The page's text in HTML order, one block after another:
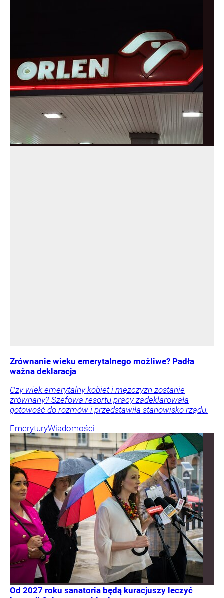
Zrównanie wieku emerytalnego możliwe? Padła
ważna deklaracja
Czy wiek emerytalny kobiet i mężczyzn zostanie
zrównany? Szefowa resortu pracy zadeklarowała
gotowość do rozmów i przedstawiła stanowisko rządu.
EmeryturyWiadomości
Od 2027 roku sanatoria będą kuracjuszy leczyć